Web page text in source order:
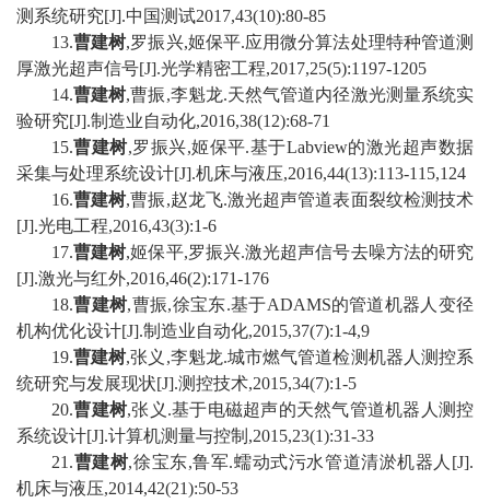
测系统研究[J].中国测试2017,43(10):80-85
13.曹建树,罗振兴,姬保平.应用微分算法处理特种管道测
厚激光超声信号[J].光学精密工程,2017,25(5):1197-1205
14.曹建树,曹振,李魁龙.天然气管道内径激光测量系统实
验研究[J].制造业自动化,2016,38(12):68-71
1 5.曹建树,罗振兴,姬保平.基于Labview的激光超声数据
采集与处理系统设计[J].机床与液压,2016,44(13):113-115,124
16.曹建树,曹振,赵龙飞.激光超声管道表面裂纹检测技术
[J].光电工程,2016,43(3):1-6
1 7.曹建树,姬保平,罗振兴.激光超声信号去噪方法的研究
[J].激光与红外,2016,46(2):171-176
18.曹建树,曹振,徐宝东.基于ADAMS的管道机器人变径
机构优化设计[J].制造业自动化,2015,37(7):1-4,9
19.曹建树,张义 ,李魁龙.城市燃气管道检测机器人测控系
统研究与发展现状[J].测控技术,2015,34(7):1-5
20.曹建树,张义 .基于电磁超声的天然气管道机器人测控
系统设计[J].计算机测量与控制 ,2015,23(1):31-33
21 .曹建树,徐宝东,鲁军.蠕动式污水管道清淤机器人 [J].
机床与液压,2014,42(21):50-53